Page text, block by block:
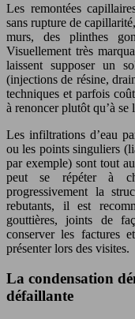
Les remontées
sans rupture de
murs, des plinthes
Visuellement très
laissent supposer un
(injections de résine,
techniques et parfois
à renoncer plutôt qu’à se
Les infiltrations d’eau
ou les points singuliers
par exemple) sont tout
peut se répéter à
progressivement la
rebutants, il est
gouttières, joints de
conserver les factures
présenter lors des visites.
La condensation
défaillante